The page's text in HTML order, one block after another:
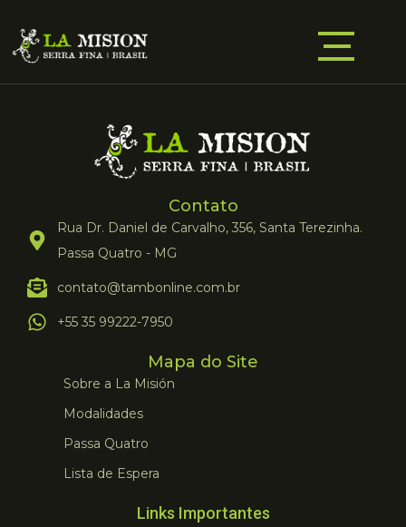
Contato
Rua Dr. Daniel de Carvalho, 356, Santa Terezinha.
Passa Quatro - MG
contato@tambonline.com.br
+55 35 99222-7950
Mapa do Site
Sobre a La Misión
Modalidades
Passa Quatro
Lista de Espera
Links Importantes